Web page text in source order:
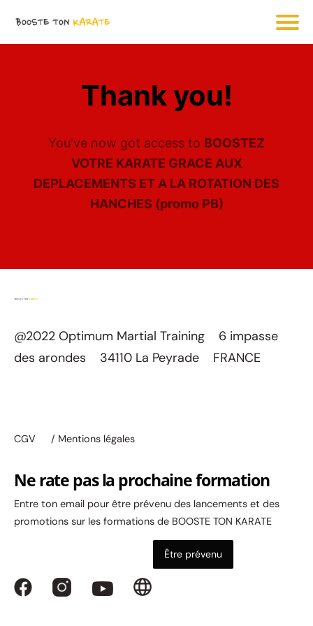
Thank you!
You've now got access to BOOSTEZ
VOTRE KARATE GRACE AUX
DEPLACEMENTS ET A LA ROTATION DES
HANCHES (promo PB)
@2022 Optimum Martial Training 6 impasse
des arondes 34110 La Peyrade FRANCE
CGV / Mentions légales
Ne rate pas la prochaine formation
Entre ton email pour être prévenu des lancements et des
promotions sur les formations de BOOSTE TON KARATE
Être prévenu